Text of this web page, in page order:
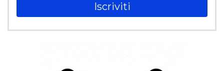
Iscriviti